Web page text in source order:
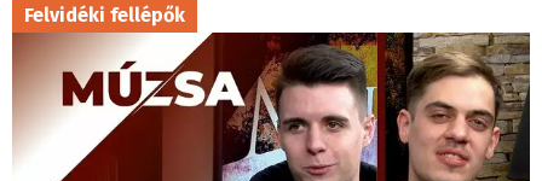
Felvidéki fellépők